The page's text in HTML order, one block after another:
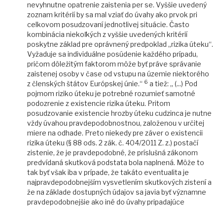
nevyhnutne opatrenie zaistenia per se. Vyššie uvedený
zoznam kritérií by sa mal vziať do úvahy ako prvok pri
celkovom posudzovaní jednotlivej situácie. Často
kombinácia niekoľkých z vyššie uvedených kritérií
poskytne základ pre oprávnený predpoklad „rizika úteku“.
Vyžaduje sa individuálne posúdenie každého prípadu,
pričom dôležitým faktorom môže byť práve správanie
zaistenej osoby v čase od vstupu na územie niektorého
z členských štátov Európskej únie.“ 6 a tiež: „ (...) Pod
pojmom riziko úteku je potrebné rozumieť samotné
podozrenie z existencie rizika úteku. Pritom
posudzovanie existencie hrozby úteku cudzinca je nutne
vždy úvahou pravdepodobnostnou, založenou v určitej
miere na odhade. Preto niekedy pre záver o existencii
rizika úteku (§ 88 ods. 2 zák. č. 404/2011 Z. z.) postačí
zistenie, že je pravdepodobné, že príslušná zákonom
predvídaná skutková podstata bola naplnená. Môže to
tak byť však iba v prípade, že takáto eventualita je
najpravdepodobnejším vysvetlením skutkových zistení a
že na základe dostupných údajov sa javia byť významne
pravdepodobnejšie ako iné do úvahy pripadajúce